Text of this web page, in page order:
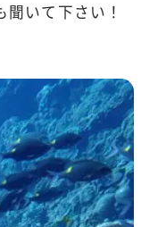
いて下さい！